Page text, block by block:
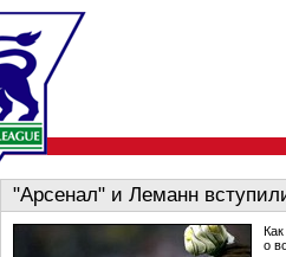
"Арсенал" и Леманн
о